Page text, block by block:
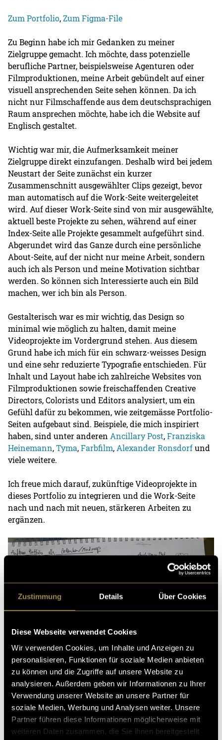
Zustimmung Details Über Cookies
Diese Webseite verwendet Cookies
Wir verwenden Cookies, um Inhalte und Anzeigen zu
personalisieren, Funktionen für soziale Medien anbieten
zu können und die Zugriffe auf unsere Website zu
analysieren. Außerdem geben wir Informationen zu Ihrer
Verwendung unserer Website an unsere Partner für
soziale Medien, Werbung und Analysen weiter. Unsere
Partner führen diese Informationen möglicherweise mit
weiteren Daten zusammen, die Sie ihnen bereitgestellt
Zum Portfolio,Zum Figma-File
Zu Beginn habe ich mir Gedanken zu meiner
Zielgruppe gemacht. Ich möchte, dass potenzielle
berufliche Partner, beispielsweise Agenturen oder
Filmproduktionen, meine Arbeit gebündelt auf einer
visuell ansprechenden Seite sehen können. Da ich
nicht nur Filmschaffende aus dem deutschsprachigen
Raum ansprechen möchte, habe ich die Website auf
Englisch gestaltet.
Wichtig war mir, die Aufmerksamkeit meiner
Zielgruppe direkt einzufangen. Deshalb wird bei jedem
Neustart der Seite zunächst ein kurzer
Zusammenschnitt ausgewählter Clips gezeigt, bevor
man automatisch auf die Work-Seite weitergeleitet
wird. Auf dieser Work-Seite sind von mir ausgewählte,
aktuell beste Projekte zu sehen, während auf einer
Index-Seite alle Projekte gesammelt aufgeführt sind.
Abgerundet wird das Ganze durch eine persönliche
About-Seite, auf der nicht nur meine Arbeit, sondern
auch ich als Person und meine Motivation sichtbar
werden. So können sich Interessierte auch ein Bild
machen, wer ich bin als Person.
Gestalterisch war es mir wichtig, das Design so
minimal wie möglich zu halten, damit meine
Videoprojekte im Vordergrund stehen. Aus diesem
Grund habe ich mich für ein schwarz-weisses Design
und eine sehr reduzierte Typografie entschieden. Für
Inhalt und Layout habe ich zahlreiche Websites von
Filmproduktionen sowie freischaffenden Creative
Directors, Colorists und Editors analysiert, um ein
Gefühl dafür zu bekommen, wie zeitgemässe Portfolio-
Seiten aufgebaut sind. Beispiele, die mich inspiriert
haben, sind unter anderen Ancillary Post,Franziska
Heinemann,Tyma,Farbfilm, Alexander Ronsdorfund
viele weitere.
Ich freue mich darauf, zukünftige Videoprojekte in
dieses Portfolio zu integrieren und die Work-Seite
nach und nach mit neuen, stärkeren Arbeiten zu
ergänzen.
(mmi)